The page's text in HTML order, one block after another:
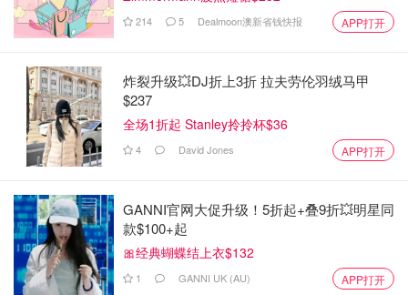
214 5 Dealmoon澳新省钱快报 APP打开
炸裂升级💥DJ折上3折 拉夫劳伦羽绒马甲
$237
全场1折起 Stanley拎拎杯$36
4 David Jones APP打开
GANNI官网大促升级！5折起+叠9折💥明星同
款$100+起
🎀经典蝴蝶结上衣$132
1 GANNI UK (AU) APP打开